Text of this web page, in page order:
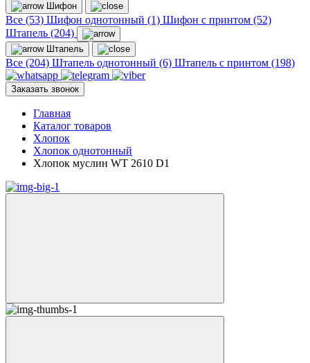
Шифон
Все (53) Шифон однотонный (1) Шифон с принтом (52)
Штапель (204)
Штапель
Все (204) Штапель однотонный (6) Штапель с принтом (198)
Заказать звонок
Главная
Каталог товаров
Хлопок
Хлопок однотонный
Хлопок муслин WТ 2610 D1